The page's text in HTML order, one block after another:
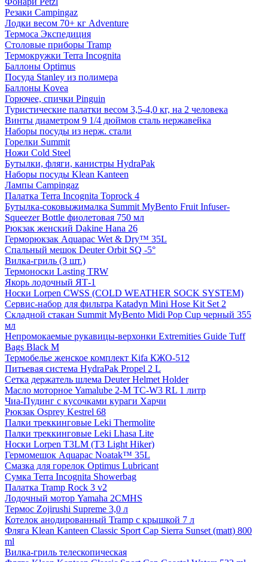
Резаки Campingaz
Лодки весом 70+ кг Adventure
Термоса Экспедиция
Столовые приборы Tramp
Термокружки Terra Incognita
Баллоны Optimus
Посуда Stanley из полимера
Баллоны Kovea
Горючее, спички Pinguin
Туристические палатки весом 3,5-4,0 кг, на 2 человека
Винты диаметром 9 1/4 дюймов сталь нержавейка
Наборы посуды из нерж. стали
Горелки Summit
Ножи Cold Steel
Бутылки, фляги, канистры HydraPak
Наборы посуды Klean Kanteen
Лампы Campingaz
Палатка Terra Incognita Toprock 4
Бутылка-соковыжималка Summit MyBento Fruit Infuser-
Squeezer Bottle фиолетовая 750 мл
Рюкзак женский Dakine Hana 26
Герморюкзак Aquapac Wet & Dry™ 35L
Спальный мешок Deuter Orbit SQ -5°
Вилка-гриль (3 шт.)
Термоноски Lasting TRW
Якорь лодочный ЯТ-1
Носки Lorpen CWSS (COLD WEATHER SOCK SYSTEM)
Сервис-набор для фильтра Katadyn Mini Hose Kit Set 2
Складной стакан Summit MyBento Midi Pop Cup черный 355
мл
Непромокаемые рукавицы-верхонки Extremities Guide Tuff
Bags Black M
Термобелье женское комплект Kifa КЖО-512
Питьевая система HydraPak Propel 2 L
Сетка держатель шлема Deuter Helmet Holder
Масло моторное Yamalube 2-M TC-W3 RL 1 литр
Чиа-Пудинг с кусочками кураги Харчи
Рюкзак Osprey Kestrel 68
Палки треккинговые Leki Thermolite
Палки треккинговые Leki Lhasa Lite
Носки Lorpen T3LM (T3 Light Hiker)
Гермомешок Aquapac Noatak™ 35L
Смазка для горелок Optimus Lubricant
Сумка Terra Incognita Showerbag
Палатка Tramp Rock 3 v2
Лодочный мотор Yamaha 2CMHS
Термос Zojirushi Supreme 3,0 л
Котелок анодированный Tramp с крышкой 7 л
Фляга Klean Kanteen Classic Sport Cap Sierra Sunset (matt) 800
ml
Вилка-гриль телескопическая